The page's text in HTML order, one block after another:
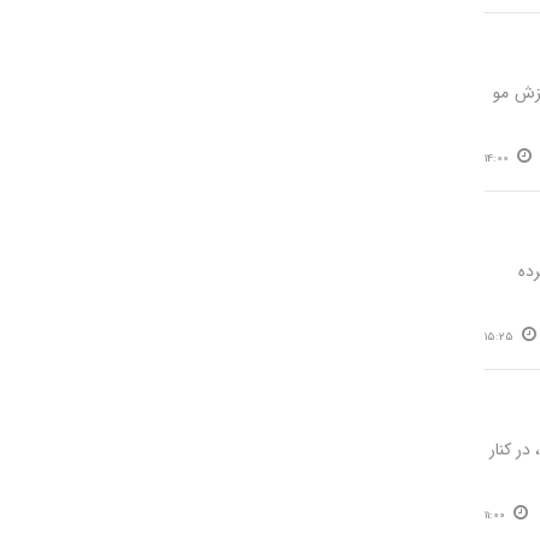
مو
14:00
15:25
کنار
11:00